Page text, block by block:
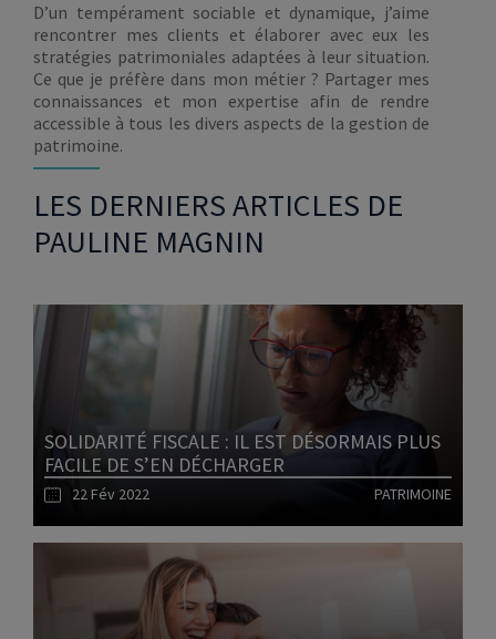
D’un tempérament sociable et dynamique, j’aime
rencontrer mes clients et élaborer avec eux les
stratégies patrimoniales adaptées à leur situation.
Ce que je préfère dans mon métier ? Partager mes
connaissances et mon expertise afin de rendre
accessible à tous les divers aspects de la gestion de
patrimoine.
LES DERNIERS ARTICLES DE
PAULINE MAGNIN
SOLIDARITÉ FISCALE : IL EST DÉSORMAIS PLUS
FACILE DE S’EN DÉCHARGER
22 Fév 2022 PATRIMOINE